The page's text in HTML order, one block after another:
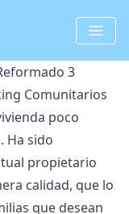
3
Comunitarios
poco
Ha sido
propietario
calidad, que lo
que desean